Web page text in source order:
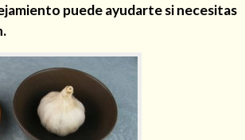
mí
puede ayudarte si necesitas